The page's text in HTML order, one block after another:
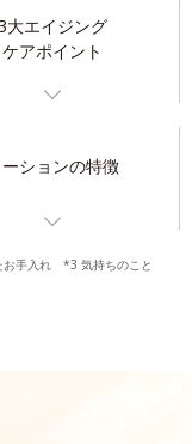
大エイジング
ケアポイント
ーションの特徴
お手入れ *3 気持ちのこと